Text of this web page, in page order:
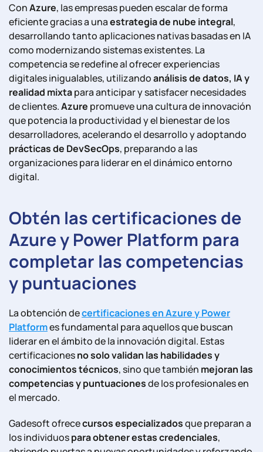
ConAzure, las empresas pueden escalar de forma
eficiente gracias a unaestrategia de nube integral,
desarrollando tanto aplicaciones nativas basadas en IA
como modernizando sistemas existentes. La
competencia se redefine al ofrecer experiencias
digitales inigualables, utilizandoanálisis de datos, IA y
realidad mixtapara anticipar y satisfacer necesidades
de clientes.Azure promueve una cultura de innovación
que potencia la productividad y el bienestar de los
desarrolladores, acelerando el desarrollo y adoptando
prácticas de DevSecOps, preparando a las
organizaciones para liderar en el dinámico entorno
digital.
Obtén las certificaciones de
Azure y Power Platform para
completar las competencias
y puntuaciones
La obtención decertificaciones en Azure y Power
Platformes fundamental para aquellos que buscan
liderar en el ámbito de la innovación digital. Estas
certificacionesno solo validan las habilidades y
conocimientos técnicos, sino que también mejoran las
competencias y puntuacionesde los profesionales en
el mercado.
Gadesoft ofrececursos especializadosque preparan a
los individuospara obtener estas credenciales,